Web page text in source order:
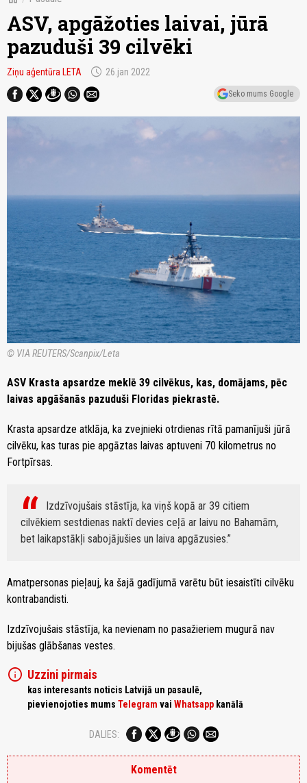
ASV, apgāžoties laivai, jūrā
pazuduši 39 cilvēki
Ziņu aģentūra LETA schedule 26.jan 2022
Seko mums Google
© VIA REUTERS/Scanpix/Leta
ASV Krasta apsardze meklē 39 cilvēkus, kas, domājams, pēc
laivas apgāšanās pazuduši Floridas piekrastē.
Krasta apsardze atklāja, ka zvejnieki otrdienas rītā pamanījuši jūrā
cilvēku, kas turas pie apgāztas laivas aptuveni 70 kilometrus no
Fortpīrsas.
Izdzīvojušais stāstīja, ka viņš kopā ar 39 citiem
cilvēkiem sestdienas naktī devies ceļā ar laivu no Bahamām,
bet laikapstākļi sabojājušies un laiva apgāzusies.
Amatpersonas pieļauj, ka šajā gadījumā varētu būt iesaistīti cilvēku
kontrabandisti.
Izdzīvojušais stāstīja, ka nevienam no pasažieriem mugurā nav
bijušas glābšanas vestes.
info Uzzini pirmais
kas interesants noticis Latvijā un pasaulē,
pievienojoties mums Telegram vai Whatsapp kanālā
DALIES:
Komentēt